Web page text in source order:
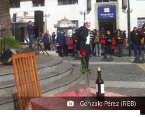
Gonzalo Pérez (RBB)